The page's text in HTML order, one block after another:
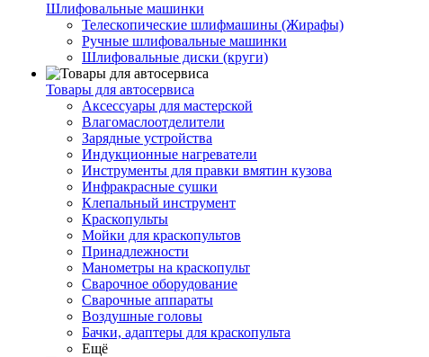
Шлифовальные машинки
Телескопические шлифмашины (Жирафы)
Ручные шлифовальные машинки
Шлифовальные диски (круги)
Товары для автосервиса
Аксессуары для мастерской
Влагомаслоотделители
Зарядные устройства
Индукционные нагреватели
Инструменты для правки вмятин кузова
Инфракрасные сушки
Клепальный инструмент
Краскопульты
Мойки для краскопультов
Принадлежности
Манометры на краскопульт
Сварочное оборудование
Сварочные аппараты
Воздушные головы
Бачки, адаптеры для краскопульта
Ещё